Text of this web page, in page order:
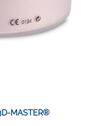
MASTER®